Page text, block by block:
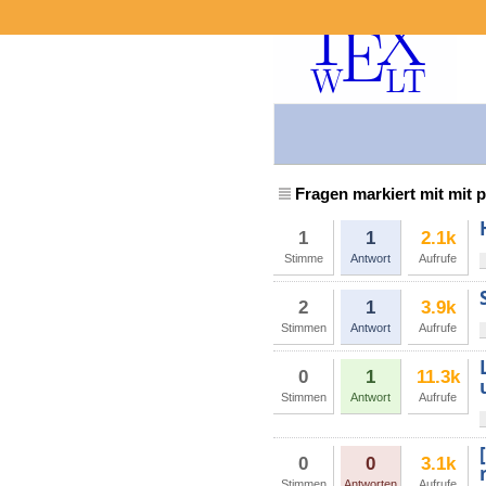
Fragen markiert mit mit
1
Stimme
1
Antwort
2.1k
Aufrufe
2
Stimmen
1
Antwort
3.9k
Aufrufe
0
Stimmen
1
Antwort
11.3k
Aufrufe
0 0 3.1k